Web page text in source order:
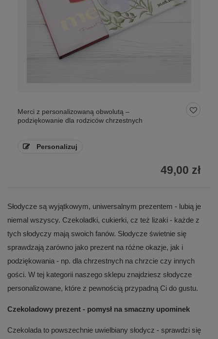
Merci z personalizowaną obwolutą –
podziękowanie dla rodziców chrzestnych
Personalizuj
49,00 zł
Słodycze są wyjątkowym, uniwersalnym prezentem - lubią je
niemal wszyscy. Czekoladki, cukierki, cz też lizaki - każde z
tych słodyczy mają swoich fanów. Słodycze świetnie się
sprawdzają zarówno jako prezent na różne okazje, jak i
podziękowania - np. dla chrzestnych na chrzcie czy innych
gości. W tej kategorii naszego sklepu znajdziesz słodycze
personalizowane, które z pewnością przypadną Ci do gustu.
Czekoladowy prezent - pomysł na smaczny upominek
Czekolada to powszechnie uwielbiany słodycz - sprawdzi się